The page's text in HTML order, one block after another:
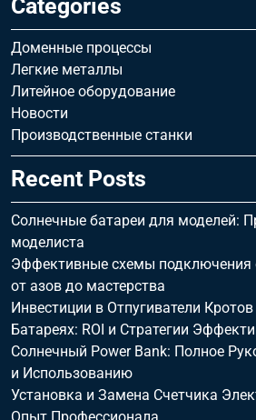
Categories
Доменные процессы
Легкие металлы
Литейное оборудование
Новости
Производственные станки
Recent Posts
Солнечные батареи для моделей:
моделиста
Эффективные схемы подключения
от азов до мастерства
Инвестиции в Отпугиватели
Батареях: ROI и Стратегии
Солнечный Power Bank: Полное
и Использованию
Установка и Замена Счетчика
Опыт Профессионала